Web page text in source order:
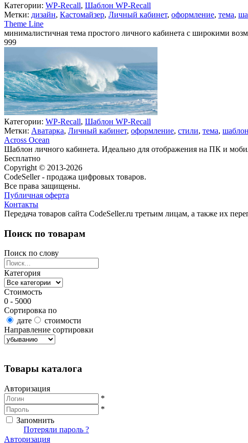
Категории: WP-Recall, Шаблон WP-Recall
Метки: дизайн, Кастомайзер, Личный кабинет, оформление, тема,
Theme Line
минималистичная тема простого личного кабинета с широкими
999
Категории: WP-Recall, Шаблон WP-Recall
Метки: Аватарка, Личный кабинет, оформление, стили, тема, шаблон
Across Ocean
Шаблон личного кабинета. Идеально для отображения на ПК и
Бесплатно
Copyright © 2013-2026
CodeSeller - продажа цифровых товаров.
Все права защищены.
Публичная оферта
Контакты
Передача товаров сайта CodeSeller.ru третьим лицам, а также их
Поиск по товарам
Поиск по слову
Категория
Стоимость
0 - 5000
Сортировка по
дате
стоимости
Направление сортировки
Товары каталога
Авторизация
*
*
Запомнить
Потеряли пароль ?
Авторизация